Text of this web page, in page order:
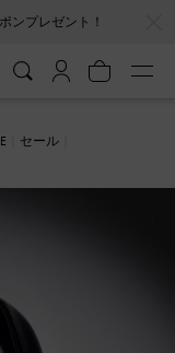
ンプレゼント！
セール